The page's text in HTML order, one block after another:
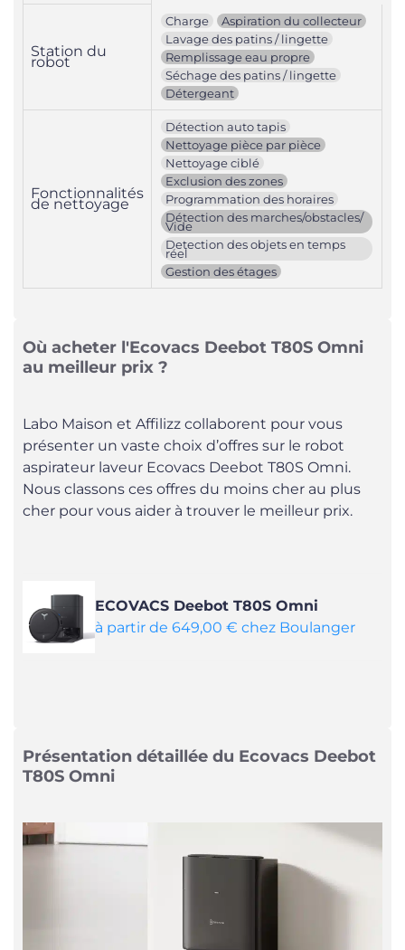
Station du
robot
Charge
Aspiration du collecteur
Lavage des patins / lingette
Remplissage eau propre
Séchage des patins / lingette
Détergeant
Fonctionnalités
de nettoyage
Détection auto tapis
Nettoyage pièce par pièce
Nettoyage ciblé
Exclusion des zones
Programmation des horaires
Détection des marches/obstacles/
Vide
Detection des objets en temps
réel
Gestion des étages
Où acheter l'Ecovacs Deebot T80S Omni
au meilleur prix ?
Labo Maison et Affilizz collaborent pour vous
présenter un vaste choix d’offres sur le robot
aspirateur laveur Ecovacs Deebot T80S Omni.
Nous classons ces offres du moins cher au plus
cher pour vous aider à trouver le meilleur prix.
ECOVACS Deebot T80S Omni
à partir de 649,00 € chez Boulanger
Présentation détaillée du Ecovacs Deebot
T80S Omni